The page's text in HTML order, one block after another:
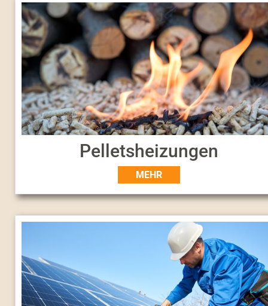
Pelletsheizungen
MEHR